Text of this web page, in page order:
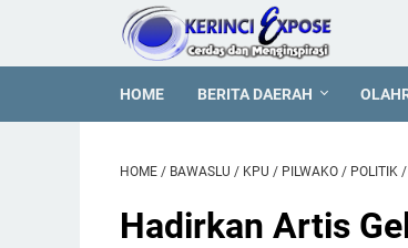
HOME BERITA DAERAH
HOME / BAWASLU / KPU / PILWAKO / POLITIK /
Hadirkan Artis